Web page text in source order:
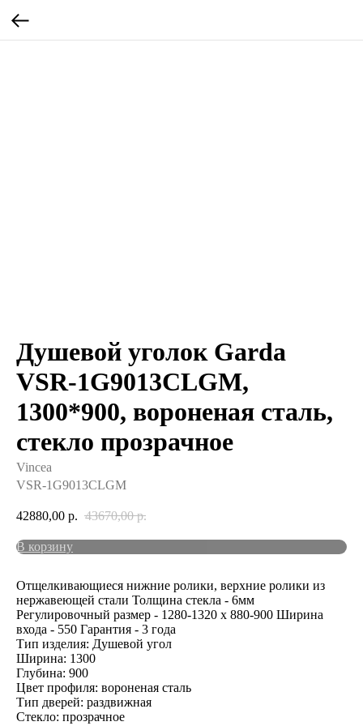
Душевой уголок Garda
VSR-1G9013CLGM,
1300*900, вороненая сталь,
стекло прозрачное
Vincea
VSR-1G9013CLGM
42880,00 р. 43670,00 р.
В корзину
Отщелкивающиеся нижние ролики, верхние ролики из
нержавеющей стали Толщина стекла - 6мм
Регулировочный размер - 1280-1320 x 880-900 Ширина
входа - 550 Гарантия - 3 года
Тип изделия: Душевой угол
Ширина: 1300
Глубина: 900
Цвет профиля: вороненая сталь
Тип дверей: раздвижная
Стекло: прозрачное